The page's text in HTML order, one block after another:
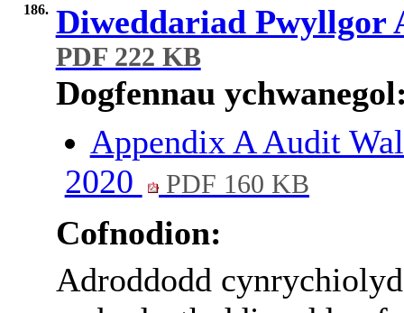
186. Diweddariad
PDF 222 KB
Dogfennau
Appendix A Audit
2020
PDF 160 KB
Cofnodion:
Adroddodd